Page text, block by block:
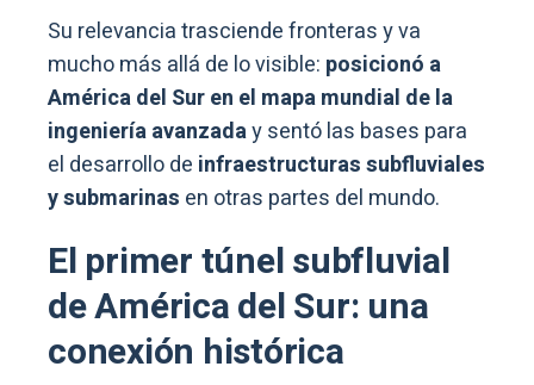
Su relevancia trasciende fronteras y va
mucho más allá de lo visible: posicionó a
América del Sur en el mapa mundial de la
ingeniería avanzaday sentó las bases para
el desarrollo de infraestructuras subfluviales
y submarinas en otras partes del mundo.
El primer túnel subfluvial
de América del Sur: una
conexión histórica